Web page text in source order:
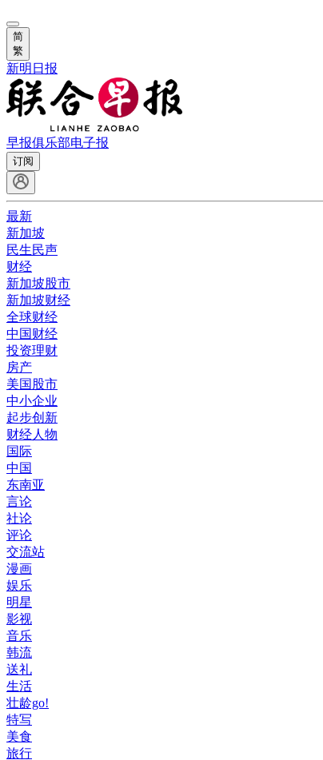
简
繁
新明日报
早报俱乐部电子报
订阅
最新
新加坡
民生民声
财经
新加坡股市
新加坡财经
全球财经
中国财经
投资理财
房产
美国股市
中小企业
起步创新
财经人物
国际
中国
东南亚
言论
社论
评论
交流站
漫画
娱乐
明星
影视
音乐
韩流
送礼
生活
壮龄go!
特写
美食
旅行